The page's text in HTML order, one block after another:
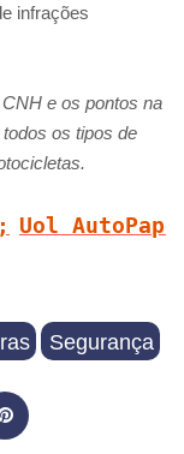
infrações
e os pontos na
os tipos de
; Uol AutoPapo
Segurança